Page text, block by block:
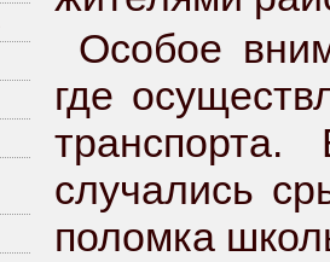
Особое
где
случались
поломка